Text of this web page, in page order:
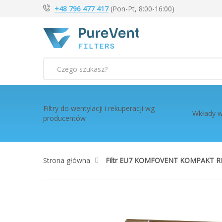
+48 796 477 417(Pon-Pt, 8:00-16:00)
Filtry do wentylacji i rekuperacji wg
producentów
Wkłady
Strona główna Filtr EU7 KOMFOVENT KOMPAKT